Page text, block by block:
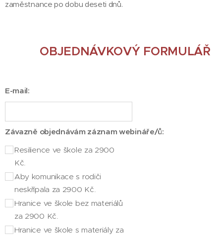
zaměstnance po dobu deseti dnů.
OBJEDNÁVKOVÝ FORMULÁŘ
E-mail:
Závazně objednávám záznam webináře/ů:
Resilience ve škole za 2900
Kč.
Aby komunikace s rodiči
neskřípala za 2900 Kč.
Hranice ve škole bez materiálů
za 2900 Kč.
Hranice ve škole s materiály za